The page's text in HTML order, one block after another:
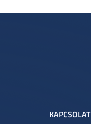
KAPCSOLAT